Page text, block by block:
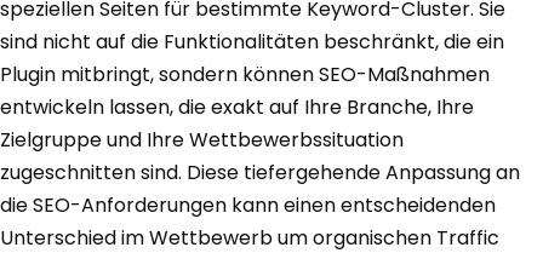
speziellen Seiten für bestimmte Keyword-Cluster. Sie
sind nicht auf die Funktionalitäten beschränkt, die ein
Plugin mitbringt, sondern können SEO-Maßnahmen
entwickeln lassen, die exakt auf Ihre Branche, Ihre
Zielgruppe und Ihre Wettbewerbssituation
zugeschnitten sind. Diese tiefergehende Anpassung an
die SEO-Anforderungen kann einen entscheidenden
Unterschied im Wettbewerb um organischen Traffic